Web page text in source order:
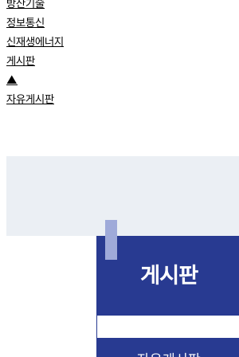
방산기술
정보통신
신재생에너지
게시판
▲
자유게시판
게시판